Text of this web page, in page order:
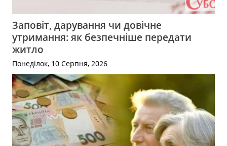
Заповіт, дарування чи довічне
утримання: як безпечніше передати
житло
Понеділок, 10 Серпня, 2026